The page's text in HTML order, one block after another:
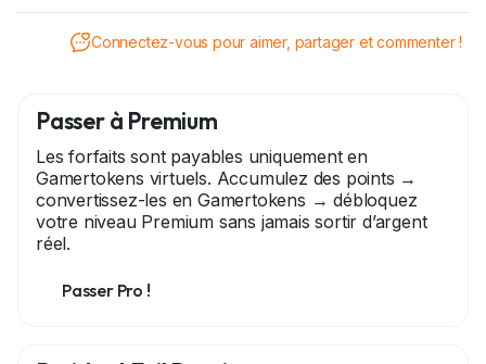
Connectez-vous pour aimer, partager et commenter !
Passer à Premium
Les forfaits sont payables uniquement en
Gamertokens virtuels. Accumulez des points →
convertissez-les en Gamertokens → débloquez
votre niveau Premium sans jamais sortir d’argent
réel.
Passer Pro !